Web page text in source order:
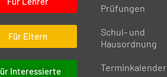
Für Eltern
Interessierte
Prüfungen
Schul- und
Hausordnung
Terminkalender